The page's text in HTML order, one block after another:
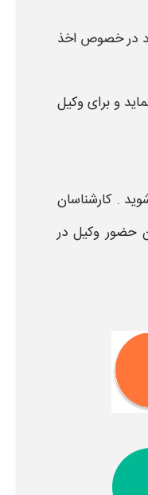
در خصوص اخذ
و برای وکیل
. کارشناسان
حضور وکیل در